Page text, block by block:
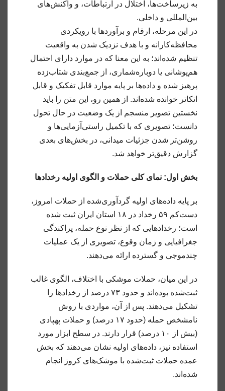
به زیرساخت‌ها، اختلال در ارتباطات، و واکنش‌های
بین‌المللی و داخلی.
در این مرحله، ارقام و برآوردها با رویکردی
محافظه‌کارانه و با هدف نزدیک شدن به واقعیت
تنظیم شده‌اند؛ به این معنا که در موارد دارای احتمال
هم‌پوشانی یا دوباره‌شماری، از جمع‌بندی شتاب‌زده
پرهیز شده و داده‌ها بر پایه موارد قابل تفکیک و قابل
اتکاتر خوانده شده‌اند. از همین رو، این متن را باید
نخستین تصویر منسجم از یک وضعیت در حال تحول
دانست؛ تصویری که با تکمیل راستی‌آزمایی‌ها و
روشن‌تر شدن جزئیات میدانی، در بخش‌های بعدی
گزارش دقیق‌تر خواهد شد.
بخش اول: نمای کلی حملات و الگوی اولیه رخدادها
بر پایه داده‌های اولیه گردآوری‌شده از حملات امروز،
دست‌کم ۵۹ رخداد در ۱۸ استان ایران ثبت شده
است؛ رخدادهایی که از نظر نوع حمله، پراکندگی
جغرافیایی و زمان وقوع، تصویری از یک عملیات
چندموجی و گسترده ارائه می‌دهند.
در این میان، حملات موشکی با اختلاف، الگوی غالب
ثبت‌شده بوده‌اند و حدود ۷۳ درصد از رخدادها را
تشکیل می‌دهند. پس از آن، مواردی با روش
نامشخص حمله (حدود ۱۷ درصد) و حملات پهپادی
(بیش از ۱۰ درصد) قرار دارند. در سطح ابزار مورد
استفاده نیز، داده‌های اولیه نشان می‌دهند که بخش
عمده حملات ثبت‌شده با موشک‌های کروز انجام
شده‌اند.